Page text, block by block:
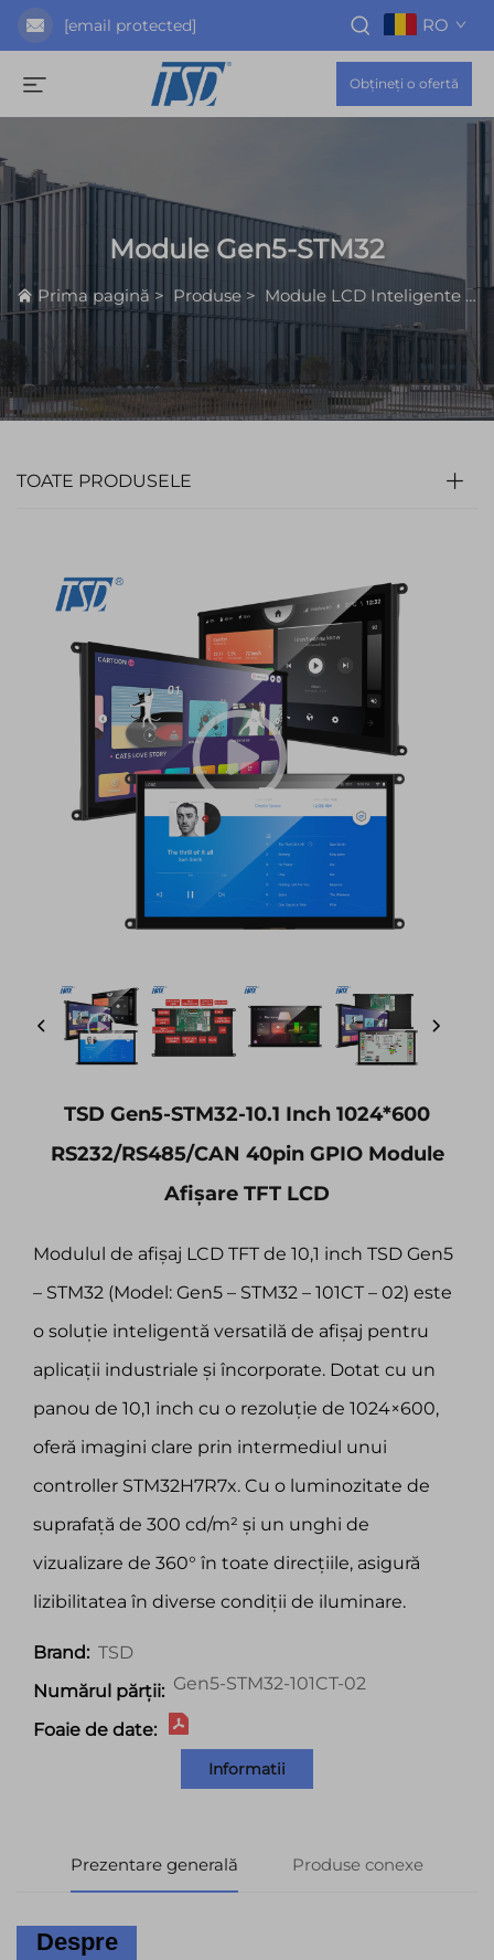
[email protected] RO
Obțineți o ofertă
Module Gen5-STM32
Prima pagină > Produse > Module LCD Inteligente
TOATE PRODUSELE
TSD Gen5-STM32-10.1 Inch 1024*600
RS232/RS485/CAN 40pin GPIO Module
Afișare TFT LCD
Modulul de afișaj LCD TFT de 10,1 inch TSD Gen5
– STM32 (Model: Gen5 – STM32 – 101CT – 02) este
o soluție inteligentă versatilă de afișaj pentru
aplicații industriale și încorporate. Dotat cu un
panou de 10,1 inch cu o rezoluție de 1024×600,
oferă imagini clare prin intermediul unui
controller STM32H7R7x. Cu o luminozitate de
suprafață de 300 cd/m² și un unghi de
vizualizare de 360° în toate direcțiile, asigură
lizibilitatea în diverse condiții de iluminare.
Brand: TSD
Numărul părții: Gen5-STM32-101CT-02
Foaie de date:
Informatii
Prezentare generală Produse conexe
Despre